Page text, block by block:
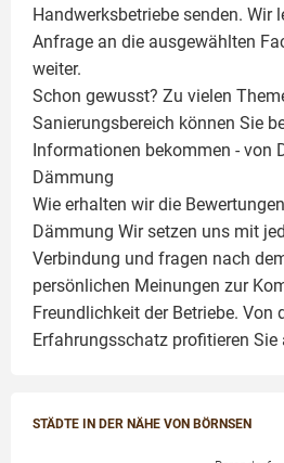
Handwerksbetriebe senden. Wir
Anfrage an die ausgewählten
weiter.
Schon gewusst? Zu vielen
Sanierungsbereich können Sie
Informationen bekommen - von
Dämmung
Wie erhalten wir die
Dämmung Wir setzen uns mit
Verbindung und fragen nach
persönlichen Meinungen zur
Freundlichkeit der Betriebe. Von
Erfahrungsschatz profitieren Sie
STÄDTE IN DER NÄHE VON BÖRNSEN